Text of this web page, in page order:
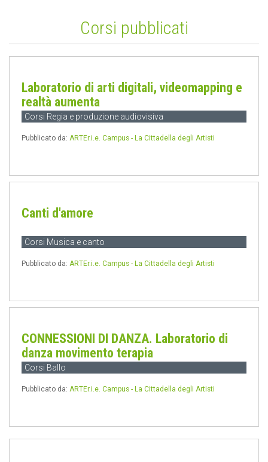
Corsi pubblicati
Laboratorio di arti digitali, videomapping e
realtà aumenta
Corsi Regia e produzione audiovisiva
Pubblicato da: ARTEr.i.e. Campus - La Cittadella degli Artisti
Canti d'amore
Corsi Musica e canto
Pubblicato da: ARTEr.i.e. Campus - La Cittadella degli Artisti
CONNESSIONI DI DANZA. Laboratorio di
danza movimento terapia
Corsi Ballo
Pubblicato da: ARTEr.i.e. Campus - La Cittadella degli Artisti